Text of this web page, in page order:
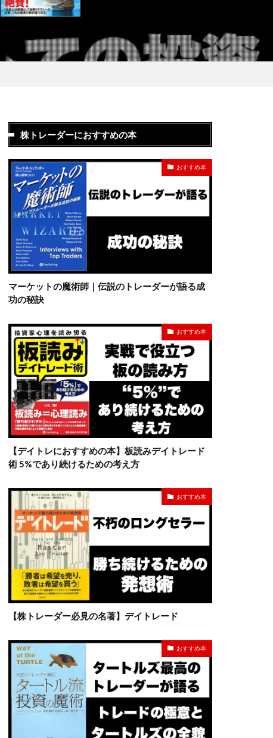
株トレーダーにおすすめの本
おすすめ本
マーケットの魔術師｜伝説のトレーダーが語る成
功の秘訣
おすすめ本
【デイトレにおすすめの本】板読みデイトレード
術 5%であり続けるための考え方
おすすめ本
【株トレーダー必見の名著】デイトレード
おすすめ本